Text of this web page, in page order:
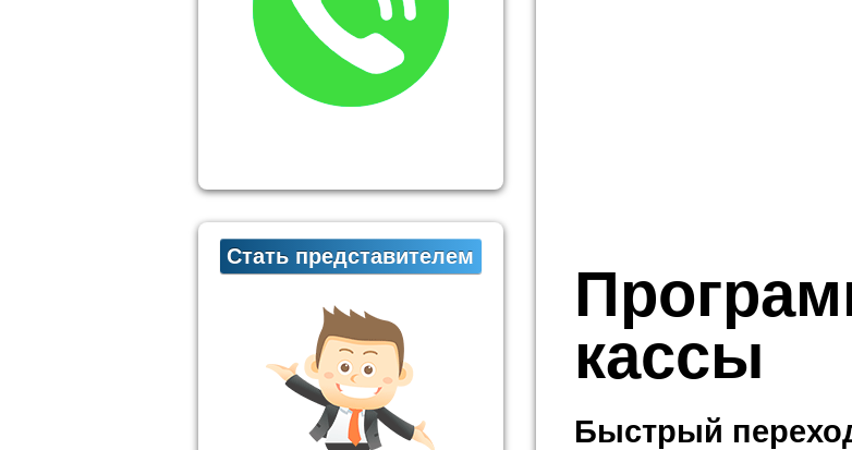
кассы
Быстрый
Стать представителем